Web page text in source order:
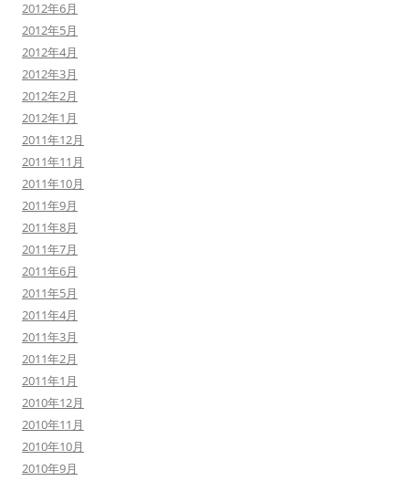
2012年6月
2012年5月
2012年4月
2012年3月
2012年2月
2012年1月
2011年12月
2011年11月
2011年10月
2011年9月
2011年8月
2011年7月
2011年6月
2011年5月
2011年4月
2011年3月
2011年2月
2011年1月
2010年12月
2010年11月
2010年10月
2010年9月